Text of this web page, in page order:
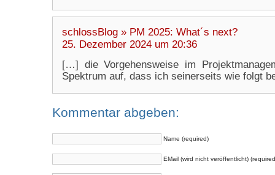
schlossBlog » PM 2025: What´s next?
25. Dezember 2024 um 20:36
[…] die Vorgehensweise im
Spektrum auf, dass ich seinerseits wie folgt
Kommentar abgeben:
Name (required)
EMail (wird nicht veröffentlicht)